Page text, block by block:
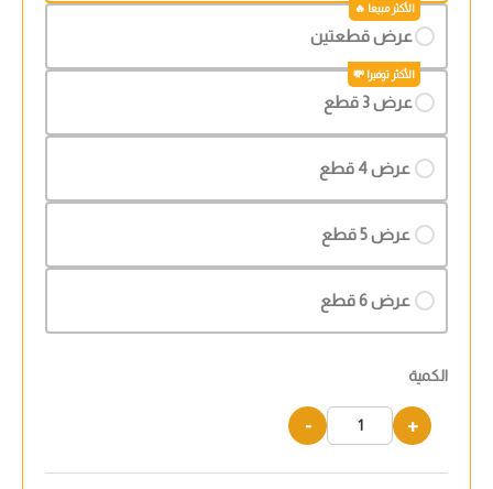
عرض قطعتين
عرض 3 قطع
عرض 4 قطع
عرض 5 قطع
عرض 6 قطع
الكمية
+
-